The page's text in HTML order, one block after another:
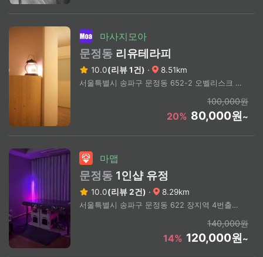
마사지모아
문정동 리유테라피
10.0(리뷰 1건) · 8.51km
서울특별시 송파구 문정동 652-2 오벨리스크 2층
100,000원
20% 80,000원~
마맵
문정동 1인샵 유정
10.0(리뷰 2건) · 8.29km
서울특별시 송파구 문정동 622 장지역 4번출구 도보10분 (상세 주소 문의)
140,000원
14% 120,000원~